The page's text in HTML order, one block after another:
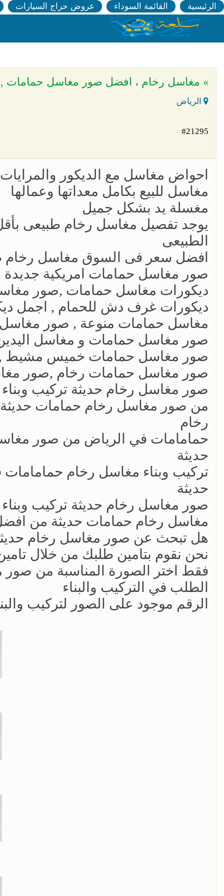
الرئيسية القائمة السوداء عروض حراج السيارات
» مغاسل رخام ، افضل صور مغاسل حمامات
الرياض
#21295
احواض مغاسل مع الديكور والمرايات
مغاسل للبيع بكامل معداتها وعمالها
مغسلة يد بشكل جميل
يوجد تفصيل مغاسل رخام طبيعى بأقل
الطبيعى
افضل سعر فى السوق مغاسل رخام
صور مغاسل حمامات امريكية جديدة
ديكورات مغاسل حمامات ,صور
ديكورات غرف دش للحمام , اجمل
مغاسل حمامات منوعة , صور
صور مغاسل حمامات و مغاسل
صور مغاسل حمامات خميس مشيط
صور مغاسل حمامات رخام ,صور
صور مغاسل رخام حديثة تركيب
من صور مغاسل رخام حمامات
رخام
حمامامات في الرياض من صور
حديثة
تركيب وبناء مغاسل رخام
حديثة
صور مغاسل رخام حديثة تركيب
مغاسل رخام حمامات حديثة من
هل تبحث عن صور مغاسل رخام
نحن نقوم بتامين طلبك من خلال
فقط اختر الصورة المناسبة من صور
الطلب في التركيب والبناء
الرقم موجود على الصور لتركيب